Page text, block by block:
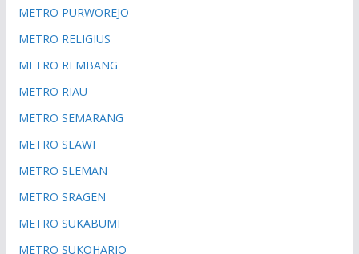
METRO PURWOREJO
METRO RELIGIUS
METRO REMBANG
METRO RIAU
METRO SEMARANG
METRO SLAWI
METRO SLEMAN
METRO SRAGEN
METRO SUKABUMI
METRO SUKOHARJO